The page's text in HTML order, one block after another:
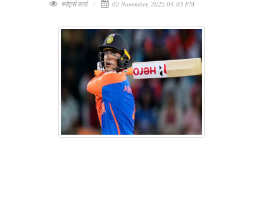
स्पोर्ट्स वर्ल्ड 02 November, 2025 04:03 PM